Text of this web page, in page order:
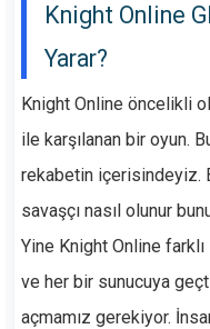
Knight Online
Yarar?
Knight Online öncelikli
ile karşılanan bir oyun.
rekabetin içerisindeyiz.
savaşçı nasıl olunur
Yine Knight Online
ve her bir sunucuya
açmamız gerekiyor.